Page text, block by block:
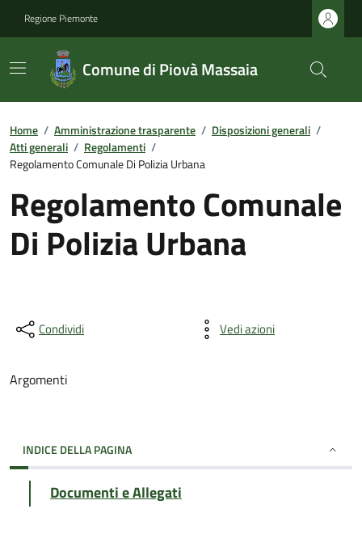
Regione Piemonte
Comune di Piovà Massaia
Home / Amministrazione trasparente / Disposizioni generali /
Atti generali / Regolamenti /
Regolamento Comunale Di Polizia Urbana
Regolamento Comunale
Di Polizia Urbana
Condividi Vedi azioni
Argomenti
INDICE DELLA PAGINA
Documenti e Allegati